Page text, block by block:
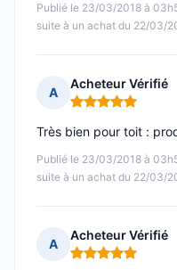
Publié le 23/03/2018 à
suite à un achat du 22/03/
A
Acheteur Vérifié
Note : 5 sur 5
Publié le 23/03/2018 à
suite à un achat du 22/03/
Très bien pour toit :
A
Acheteur Vérifié
Note : 5 sur 5